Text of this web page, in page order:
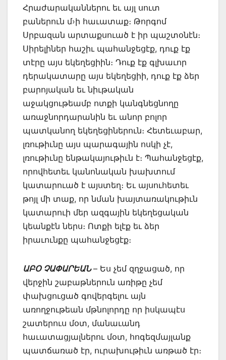
Հրաժարականներու եւ այլ սուտ
բաներուն մ›ի հաւատաք։ Թորգոմ
Սրբազան արտաքսուած է իր պաշտօնէն։
Սիրելիներ հաշիւ պահանջեցէք, դուք էք
տէրը այս եկեղեցիին։ Դուք էք գլխաւոր
դերակատարը այս եկեղեցիի, դուք էք ձեր
բարոյական եւ նիւթական
աջակցութեամբ ոտքի կանգնեցնողը
առաջնորդարանին եւ անոր բոլոր
պատկանող եկեղեցիներուն։ Հետեւաբար,
լռութիւնը այս պարագային ոսկի չէ,
լռութիւնը ենթակայութիւն է։ Պահանջեցէք,
որովհետեւ կանոնական խախտում
կատարուած է այստեղ։ Եւ այսուհետեւ
թոյլ մի տաք, որ նման խայտառակութիւն
կատարուի մեր ազգային եկեղեցական
կեանքէն ներս։ Ոտքի ելէք եւ ձեր
իրաւունքը պահանջեցէք։
ԱԲՕ ՉԱՓԱՐԵԱՆ– Ես չեմ զղջացած, որ
վերջին շաբաթներուն առիթը չեմ
փախցուցած գովերգելու այն
առողջութեան մթնոլորդը որ իսկապէս
շատերուս մօտ, մանաւանդ
հաւատացյալներու մօտ, հոգեզմայլանք
պատճառած էր, ուրախութիւն առթած էր։